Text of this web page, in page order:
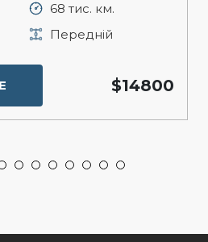
68 тис. км.
Передній
$14800